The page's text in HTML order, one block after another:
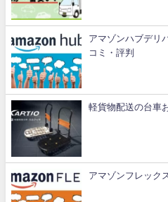
アマゾンハブデリ
コミ・評判
軽貨物配送の台車
アマゾンフレック